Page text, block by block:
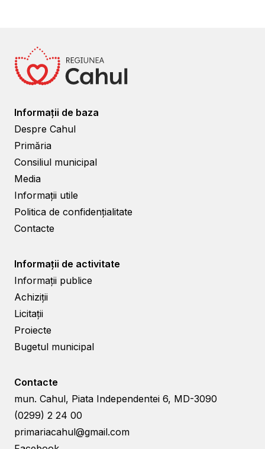
Informații de baza
Despre Cahul
Primăria
Consiliul municipal
Media
Informații utile
Politica de confidențialitate
Contacte
Informații de activitate
Informații publice
Achiziții
Licitații
Proiecte
Bugetul municipal
Contacte
mun. Cahul, Piata Independentei 6, MD-3090
(0299) 2 24 00
primariacahul@gmail.com